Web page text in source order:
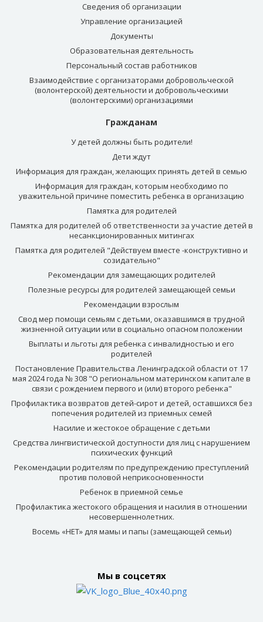
Сведения об организации
Управление организацией
Документы
Образовательная деятельность
Персональный состав работников
Взаимодействие с организаторами добровольческой
(волонтерской) деятельности и добровольческими
(волонтерскими) организациями
Гражданам
У детей должны быть родители!
Дети ждут
Информация для граждан, желающих принять детей в семью
Информация для граждан, которым необходимо по
уважительной причине поместить ребенка в организацию
Памятка для родителей
Памятка для родителей об ответственности за участие детей в
несанкционированных митингах
Памятка для родителей "Действуем вместе -конструктивно и
созидательно"
Рекомендации для замещающих родителей
Полезные ресурсы для родителей замещающей семьи
Рекомендации взрослым
Свод мер помощи семьям с детьми, оказавшимся в трудной
жизненной ситуации или в социально опасном положении
Выплаты и льготы для ребенка с инвалидностью и его
родителей
Постановление Правительства Ленинградской области от 17
мая 2024 года № 308 "О региональном материнском капитале в
связи с рождением первого и (или) второго ребенка"
Профилактика возвратов детей-сирот и детей, оставшихся без
попечения родителей из приемных семей
Насилие и жестокое обращение с детьми
Средства лингвистической доступности для лиц с нарушением
психических функций
Рекомендации родителям по предупреждению преступлений
против половой неприкосновенности
Ребенок в приемной семье
Профилактика жестокого обращения и насилия в отношении
несовершеннолетних.
Восемь «НЕТ» для мамы и папы (замещающей семьи)
Мы в соцсетях